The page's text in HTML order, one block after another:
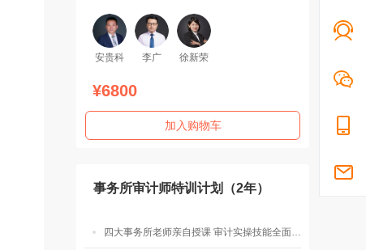
安贵科 李广 徐新荣
¥6800
加入购物车
事务所审计师特训计划（2年）
四大事务所老师亲自授课 审计实操技能全面突破